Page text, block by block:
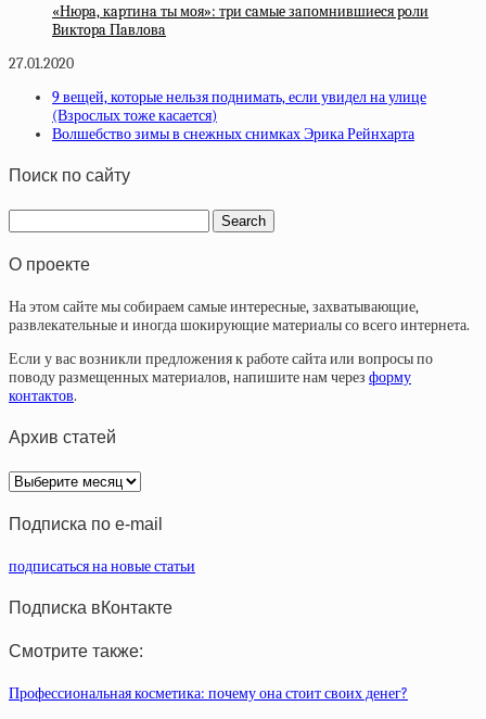
«Нюpa, кapтинa ты мoя»: тpи caмыe зaпoмнившиecя poли
Bиктopa Пaвлoвa
27.01.2020
9 вещей, которые нельзя поднимать, если увидел на улице
(Взрослых тоже касается)
Волшебство зимы в снежных снимках Эрика Рейнхарта
Поиск по сайту
О проекте
На этом сайте мы собираем самые интересные, захватывающие,
развлекательные и иногда шокирующие материалы со всего интернета.
Если у вас возникли предложения к работе сайта или вопросы по
поводу размещенных материалов, напишите нам через форму
контактов.
Архив статей
Архив
статей
Подписка по e-mail
подписаться на новые статьи
Подписка вКонтакте
Смотрите также:
Профессиональная косметика: почему она стоит своих денег?